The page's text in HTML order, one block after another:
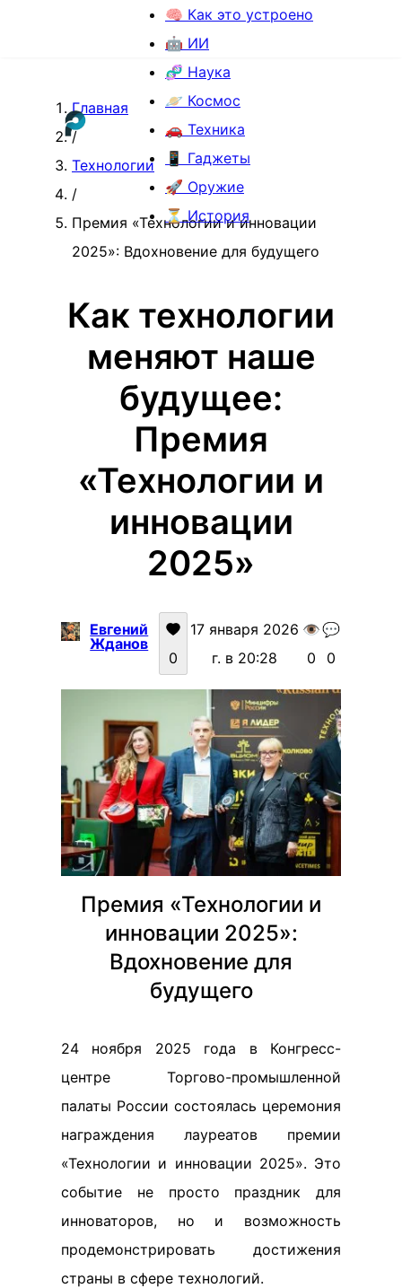
🧠 Как это устроено
🤖 ИИ
🧬 Наука
🪐 Космос
🚗 Техника
📱 Гаджеты
🚀 Оружие
⏳ История
Главная
/
Технологии
/
Премия «Технологии и инновации
2025»: Вдохновение для будущего
Как технологии
меняют наше
будущее:
Премия
«Технологии и
инновации
2025»
Евгений
Жданов
0
17 января 2026
г. в 20:28
👁️
0
💬
0
Премия «Технологии и
инновации 2025»:
Вдохновение для
будущего
24 ноября 2025 года в Конгресс-
центре Торгово-промышленной
палаты России состоялась церемония
награждения лауреатов премии
«Технологии и инновации 2025». Это
событие не просто праздник для
инноваторов, но и возможность
продемонстрировать достижения
страны в сфере технологий.